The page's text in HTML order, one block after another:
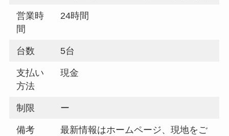
営業時
間
24時間
台数 5台
支払い
方法
現金
制限 ー
備考
最新情報はホームページ、現地をご